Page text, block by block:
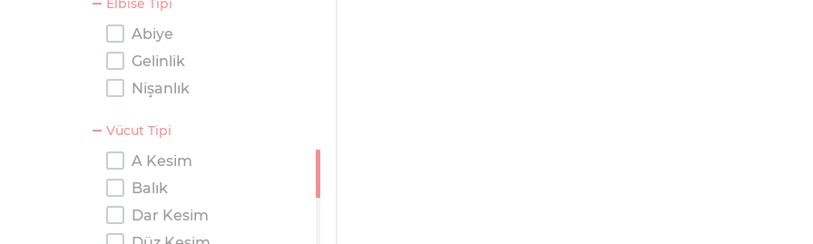
Elbise Tipi
Abiye
Gelinlik
Nişanlık
Vücut Tipi
A Kesim
Balık
Dar Kesim